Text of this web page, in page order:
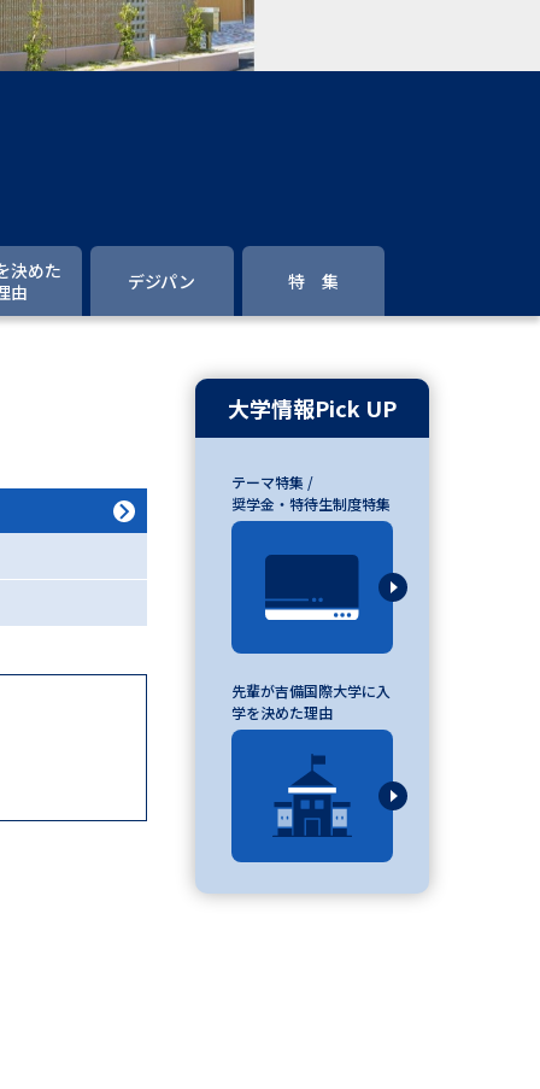
の請求
高等学校卒業程度認定試験
大学検索
デジタルパンフレット
（高3生用）
資料検索
決めた
由
デジパン 特 集
大学情報Pick UP
テーマ特集 /
奨学金・特待生制度特集
先輩が吉備国際大学に入
学を決めた理由